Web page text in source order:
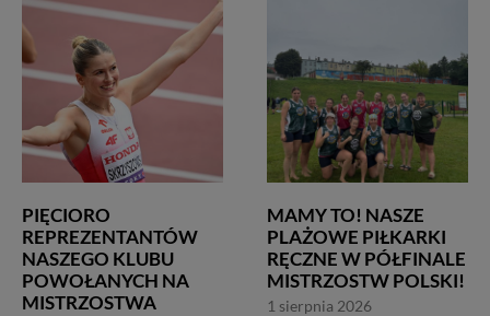
PIĘCIORO
REPREZENTANTÓW
NASZEGO KLUBU
POWOŁANYCH NA
MISTRZOSTWA
MAMY TO! NASZE
PLAŻOWE PIŁKARKI
RĘCZNE W PÓŁFINALE
MISTRZOSTW POLSKI!
1 sierpnia 2026